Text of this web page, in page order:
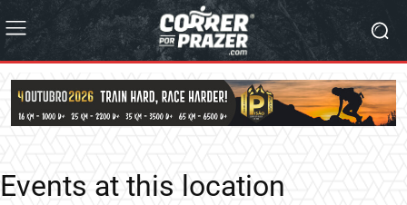
Events at this location